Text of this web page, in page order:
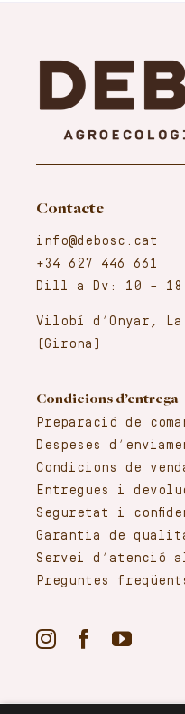
Contacte
info@debosc.cat
+34 627 446 661
Dill a Dv: 10 – 18
Vilobí d’Onyar, La
(Girona)
Condicions d’entrega
Preparació de
Despeses
Condicions de
Entregues i
Seguretat i
Garantia de
Servei d’atenció
Preguntes